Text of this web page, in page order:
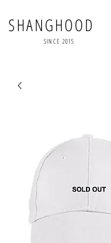
SHANGHOOD
SINCE 2015